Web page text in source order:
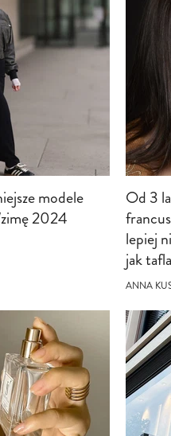
modele
2024
Od 3
lepiej
jak tafla
ANNA